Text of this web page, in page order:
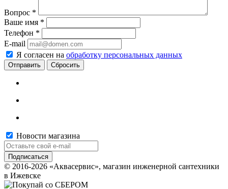
Вопрос *
Ваше имя *
Телефон *
E-mail
Я согласен на обработку персональных данных
Сбросить
Новости магазина
© 2016-2026 «Аквасервис», магазин инженерной сантехники
в Ижевске